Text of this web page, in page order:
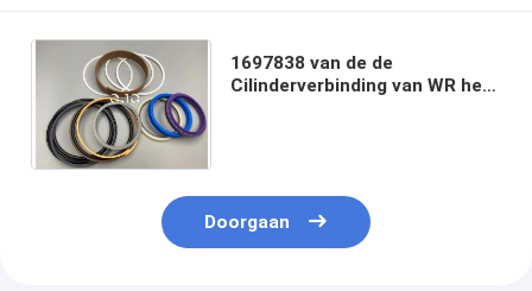
1697838 van de de
Cilinderverbinding van WR het
Doorgaan